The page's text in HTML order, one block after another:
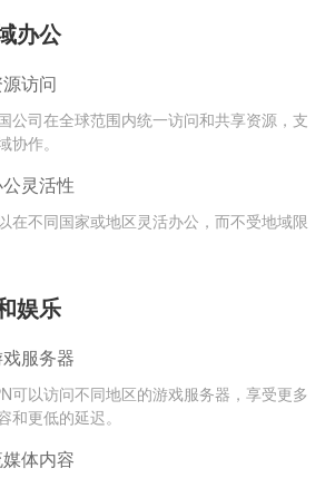
办公
访问
公司在全球范围内统一访问和共享资源，支
协作。
灵活性
在不同国家或地区灵活办公，而不受地域限
娱乐
服务器
可以访问不同地区的游戏服务器，享受更多
和更低的延迟。
体内容